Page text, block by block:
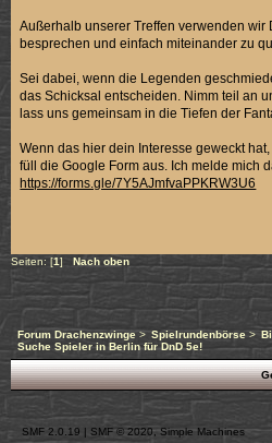
Außerhalb unserer Treffen verwenden wir
besprechen und einfach miteinander zu
Sei dabei, wenn die Legenden
das Schicksal entscheiden. Nimm teil an
lass uns gemeinsam in die Tiefen der
Wenn das hier dein Interesse geweckt
füll die Google Form aus. Ich melde mich
https://forms.gle/7Y5AJmfvaPPKRW3U6
Seiten: [1] Nach oben
Forum Drachenzwinge> Spielrundenbörse>
Suche Spieler in Berlin für DnD 5e!
SMF 2.0.19 | SMF © 2020,Simple Machines